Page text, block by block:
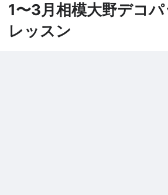
1〜3月相模大野デコ
レッスン